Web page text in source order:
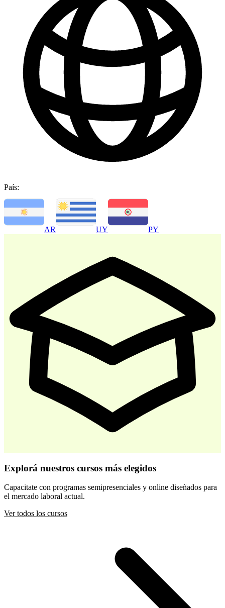
Marketing de Contenido para Redes Sociales
$ 44.800 $ 64.000
Comprar
Desarrollo Infantil Temprano
$ 44.800$ 64.000
Comprar
País:
AR UY PY
Explorá nuestros cursos más elegidos
Capacitate con programas semipresenciales y online diseñados para
el mercado laboral actual.
Ver todos los cursos